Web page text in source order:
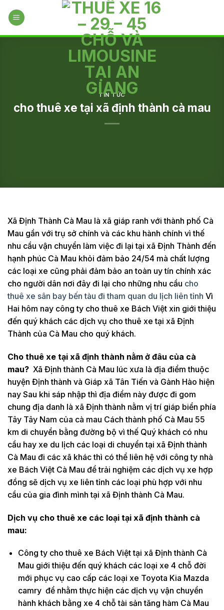
TIN TỨC
cho thuê xe tại xã định thành cà mau
Xã Định Thành Cà Mau là xã giáp ranh với thành phố Cà
Mau gần với trụ sở chính và các khu hành chính vì thế
nhu cầu vận chuyển làm việc đi lại tại xã Định Thành đến
hạnh phúc Cà Mau khỏi đảm bảo 24/54 mà chất lượng
các loại xe cũng phải đảm bảo an toàn uy tín chính xác
cho người dân nơi đây đi lại cho những nhu cầu cho
thuê xe sân bay bến tàu đi tham quan du lịch liên tỉnh Vì
Hai hôm nay công ty cho thuê xe Bách Việt xin giới thiệu
đến quý khách các dịch vụ cho thuê xe tại xã Định
Thành của Cà Mau cho quý khách.
Cho thuê xe tại xã định thành nằm ở đâu của cà
mau? Xã Định thành Cà Mau lúc xưa là địa điểm thuộc
huyện Định thành và Giáp xã Tân Tiến và Gành Hào hiện
nay Sau khi sáp nhập thì địa điểm này được đi gom
chung địa danh là xã Định thành nằm vị trí giáp biển phía
Tây Tây Nam của cà mau Cách thành phố Cà Mau 55
km di chuyển bằng đường bộ vì thế Quý khách có nhu
cầu hay xe du lịch các loại di chuyển tại xã Định thành
Cà Mau đi các xã khác thì có thể liên hệ với công ty nhà
xe Bách Việt Cà Mau để trải nghiệm các dịch vụ xe hợp
đồng sẽ dịch vụ xe liên tỉnh các loại phù hợp với nhu
cầu của gia đình mình tại xã Định thành Cà Mau.
Dịch vụ cho thuê xe các loại tại xã định thành cà
mau:
Công ty cho thuê xe Bách Việt tại xã Định thành Cà
Mau giới thiệu đến quý khách các loại xe 4 chỗ đời
mới phục vụ cao cấp các loại xe Toyota Kia Mazda
camry để nhằm thực hiện các dịch vụ vận chuyển
hành khách bằng xe 4 chỗ tài sản tăng hàm Cà Mau